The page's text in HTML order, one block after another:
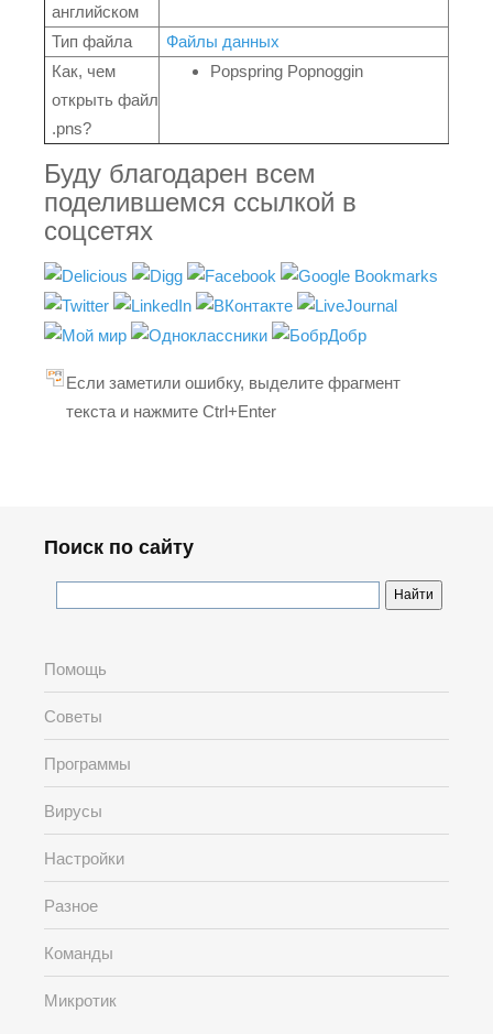
английском
Тип файла
Файлы данных
Как, чем
открыть файл
.pns?
Popspring Popnoggin
Буду благодарен всем
поделившемся ссылкой в
соцсетях
Если заметили ошибку, выделите фрагмент
текста и нажмите Ctrl+Enter
Поиск по сайту
Помощь
Советы
Программы
Вирусы
Настройки
Разное
Команды
Микротик